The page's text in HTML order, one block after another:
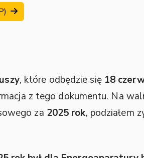
, które odbędzie się 18
z tego dokumentu. Na
za 2025 rok, podziałem